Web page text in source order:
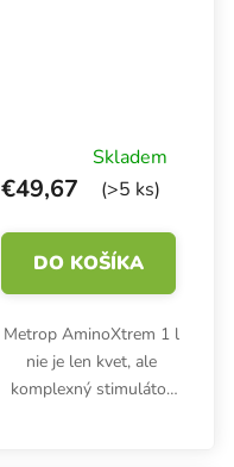
Skladem
(>5 ks)
€49,67
DO KOŠÍKA
Metrop AminoXtrem 1 l
nie je len kvet, ale
komplexný stimulátor